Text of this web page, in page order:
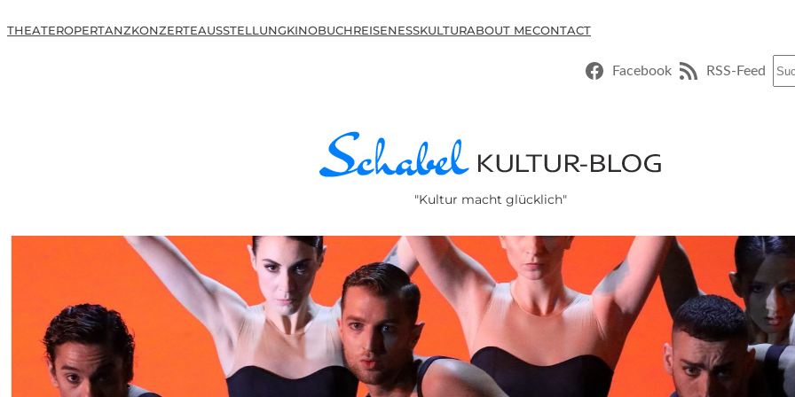
THEATEROPERTANZKONZERTEAUSSTELLUNGKINOBUCHREISENESSKULTURABOUT MECONTACT
Facebook RSS-Feed
"Kultur macht glücklich"